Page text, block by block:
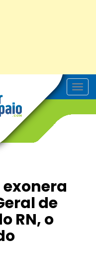
T
o
exonera
de
RN, o